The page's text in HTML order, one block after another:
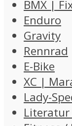
BMX |
Enduro
Gravity
Rennrad
E-Bike
XC |
Lady-
Literatur